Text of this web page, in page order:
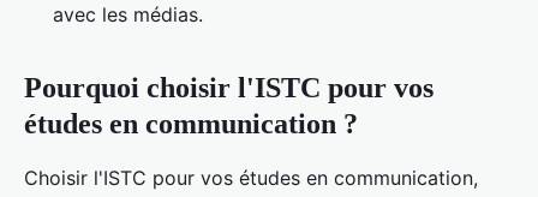
avec les médias.
Pourquoi choisir l'ISTC pour vos
études en communication ?
Choisir l'ISTC pour vos études en communication,